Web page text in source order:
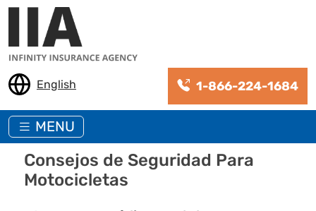
Pasar al contenido principal
English 1-866-224-1684
MENU
Consejos de Seguridad Para
Motocicletas